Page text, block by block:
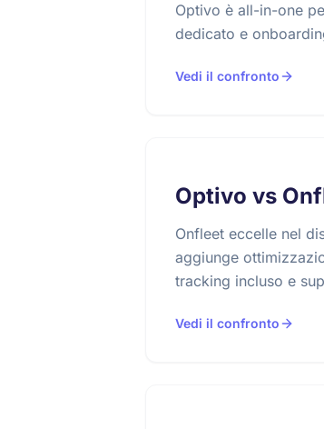
Optivo è all-in-one
dedicato e
Vedi il confronto
Optivo vs
Onfleet eccelle nel
aggiunge
tracking incluso e
Vedi il confronto